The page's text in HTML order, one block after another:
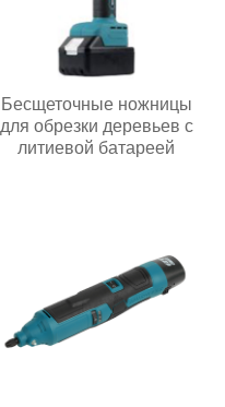
Бесщеточные ножницы
для обрезки деревьев с
литиевой батареей